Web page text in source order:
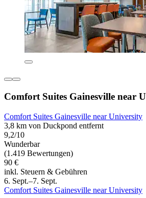
Comfort Suites Gainesville near
Comfort Suites Gainesville near University
3,8 km von Duckpond entfernt
9,2/10
Wunderbar
(1.419 Bewertungen)
90 €
inkl. Steuern & Gebühren
6. Sept.–7. Sept.
Comfort Suites Gainesville near University